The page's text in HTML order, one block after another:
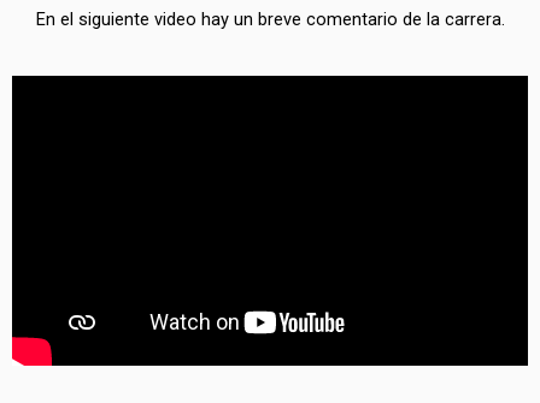
En el siguiente video hay un breve comentario de la carrera.